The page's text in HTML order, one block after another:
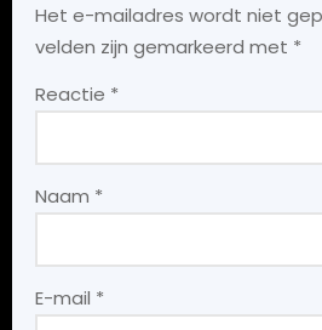
Het e-mailadres wordt niet
velden zijn gemarkeerd met *
Reactie *
Naam *
E-mail *